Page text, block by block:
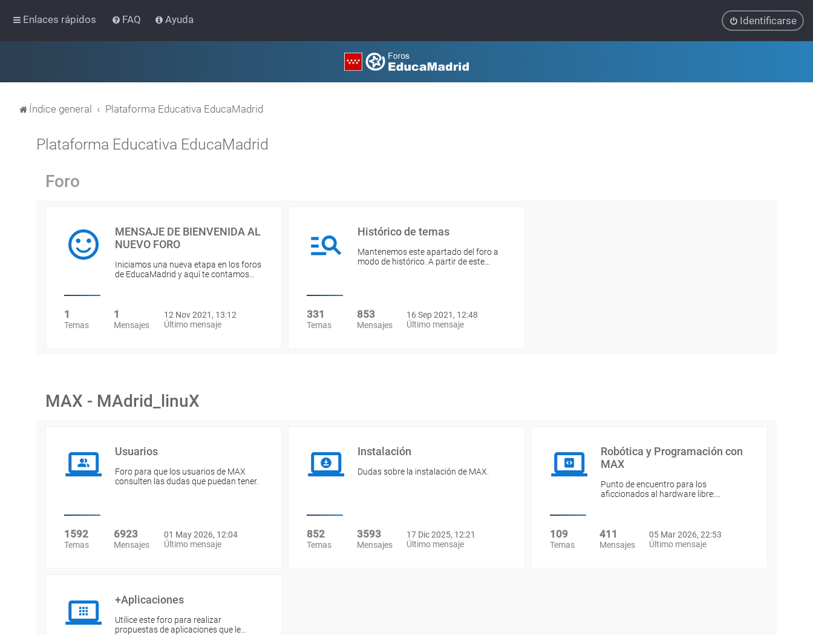
Enlaces rápidos FAQ Ayuda Identificarse
Índice general Plataforma Educativa EducaMadrid
Plataforma Educativa EducaMadrid
Foro
MENSAJE DE BIENVENIDA AL
NUEVO FORO
Iniciamos una nueva etapa en los foros
de EducaMadrid y aquí te contamos…
1
Temas
1
Mensajes
12 Nov 2021, 13:12
Último mensaje
Histórico de temas
Mantenemos este apartado del foro a
modo de histórico. A partir de este…
331
Temas
853
Mensajes
16 Sep 2021, 12:48
Último mensaje
MAX - MAdrid_linuX
Usuarios
Foro para que los usuarios de MAX
consulten las dudas que puedan tener.
1592
Temas
6923
Mensajes
01 May 2026, 12:04
Último mensaje
Instalación
Dudas sobre la instalación de MAX.
852
Temas
3593
Mensajes
17 Dic 2025, 12:21
Último mensaje
Robótica y Programación con
MAX
Punto de encuentro para los
aficcionados al hardware libre:…
109
Temas
411
Mensajes
05 Mar 2026, 22:53
Último mensaje
+Aplicaciones
Utilice este foro para realizar
propuestas de aplicaciones que le…